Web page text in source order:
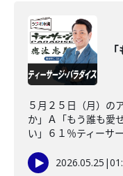
５月２５日（月）の
か」Ａ「もう誰も愛
い」６１％ティーサ
2026.05.25 |